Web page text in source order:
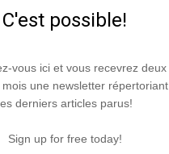
C'est possible!
vous ici et vous recevrez deux
une newsletter répertoriant
derniers articles parus!
Sign up for free today!